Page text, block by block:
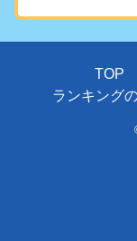
TOP
ランキング